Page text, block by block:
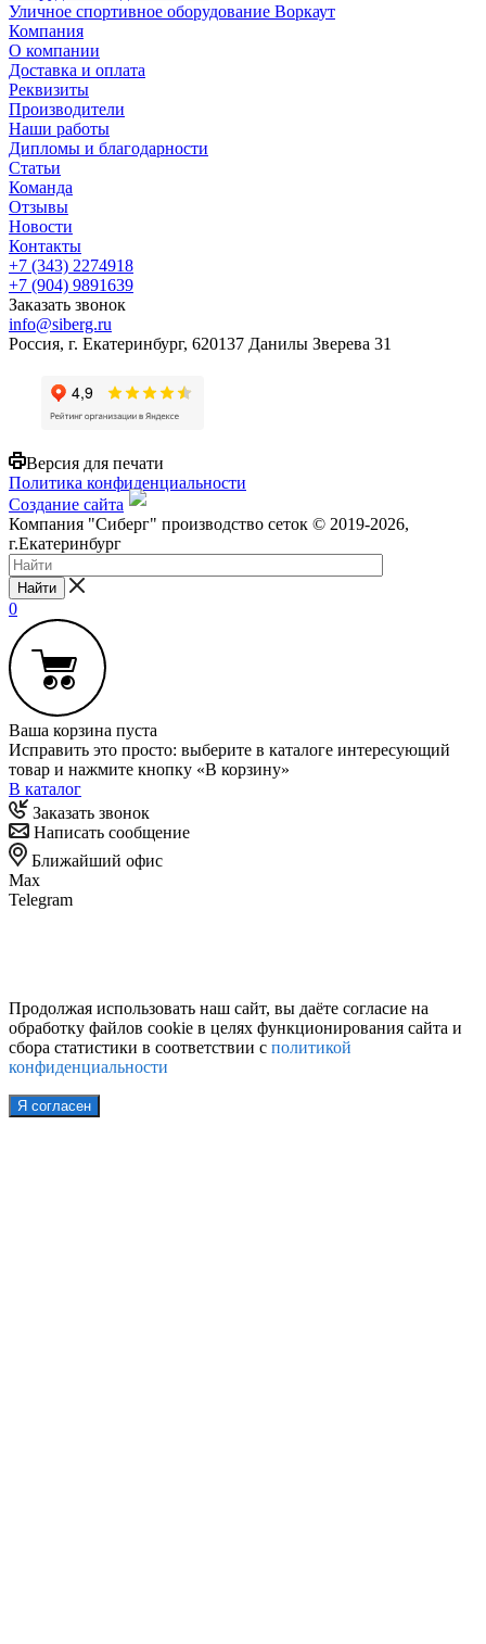
Уличное спортивное оборудование Воркаут
Компания
О компании
Доставка и оплата
Реквизиты
Производители
Наши работы
Дипломы и благодарности
Статьи
Команда
Отзывы
Новости
Контакты
+7 (343) 2274918
+7 (904) 9891639
Заказать звонок
info@siberg.ru
Россия, г. Екатеринбург, 620137 Данилы Зверева 31
Версия для печати
Политика конфиденциальности
Создание сайта
Компания "Сиберг" производство сеток © 2019-2026,
г.Екатеринбург
Найти
0
Ваша корзина пуста
Исправить это просто: выберите в каталоге интересующий
товар и нажмите кнопку «В корзину»
В каталог
Заказать звонок
Написать сообщение
Ближайший офис
Max
Telegram
Продолжая использовать наш сайт, вы даёте согласие на
обработку файлов cookie в целях функционирования сайта и
сбора статистики в соответствии с политикой
конфиденциальности
Я согласен